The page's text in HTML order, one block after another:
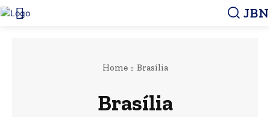
JBN
Home Brasília
Brasília